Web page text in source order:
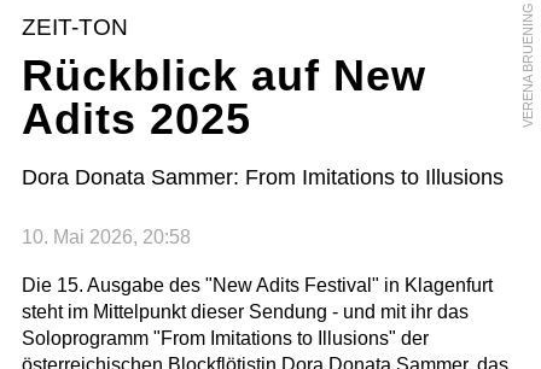
VERENA BRUENING
ZEIT-TON
Rückblick auf New
Adits 2025
Dora Donata Sammer: From Imitations to Illusions
10. Mai 2026, 20:58
Die 15. Ausgabe des "New Adits Festival" in Klagenfurt
steht im Mittelpunkt dieser Sendung - und mit ihr das
Soloprogramm "From Imitations to Illusions" der